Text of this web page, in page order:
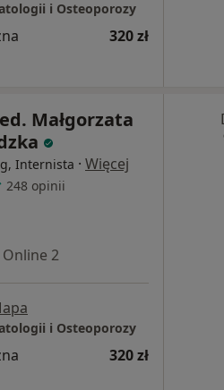
i Osteoporozy
320 zł
Małgorzata
Internista · Więcej
248 opinii
Online 2
i Osteoporozy
320 zł